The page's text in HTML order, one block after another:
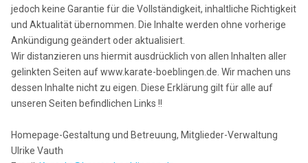
jedoch keine Garantie für die Vollständigkeit, inhaltliche Richtigkeit
und Aktualität übernommen. Die Inhalte werden ohne vorherige
Ankündigung geändert oder aktualisiert.
Wir distanzieren uns hiermit ausdrücklich von allen Inhalten aller
gelinkten Seiten auf www.karate-boeblingen.de. Wir machen uns
dessen Inhalte nicht zu eigen. Diese Erklärung gilt für alle auf
unseren Seiten befindlichen Links !!
Homepage-Gestaltung und Betreuung, Mitglieder-Verwaltung
Ulrike Vauth